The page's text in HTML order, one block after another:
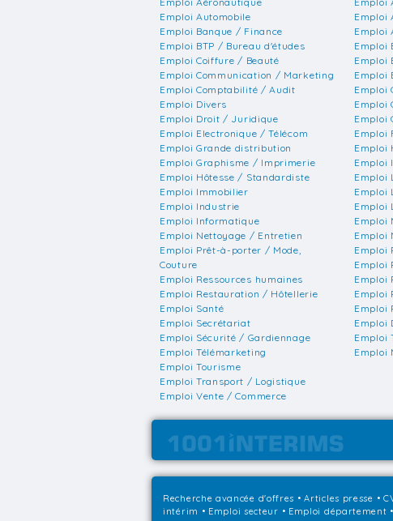
Emploi Automobile
Emploi Banque / Finance
Emploi BTP / Bureau d'études
Emploi Coiffure / Beauté
Emploi Communication / Marketing
Emploi Comptabilité / Audit
Emploi Divers
Emploi Droit / Juridique
Emploi Electronique / Télécom
Emploi Grande distribution
Emploi Graphisme / Imprimerie
Emploi Hôtesse / Standardiste
Emploi Immobilier
Emploi Industrie
Emploi Informatique
Emploi Nettoyage / Entretien
Emploi Prêt-à-porter / Mode,
Couture
Emploi Ressources humaines
Emploi Restauration / Hôtellerie
Emploi Santé
Emploi Secrétariat
Emploi Sécurité / Gardiennage
Emploi Télémarketing
Emploi Tourisme
Emploi Transport / Logistique
Emploi Vente / Commerce
Emploi
Emploi
Emploi
Emploi
Emploi
Emploi
Emploi
Emploi
Emploi
Emploi
Emploi
Emploi
Emploi
Emploi
Emploi
Emploi
Emploi
Emploi
Emploi
Emploi
Emploi
Emploi
Emploi
Emploi
Recherche avancée d'offres •Articles presse •
intérim • Emploi secteur • Emploi département •